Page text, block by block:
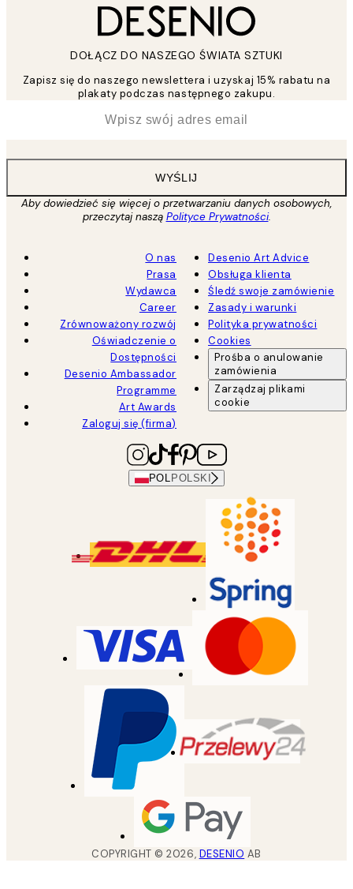
DOŁĄCZ DO NASZEGO ŚWIATA SZTUKI
Zapisz się do naszego newslettera i uzyskaj 15% rabatu na
plakaty podczas następnego zakupu.
WYŚLIJ
Aby dowiedzieć się więcej o przetwarzaniu danych osobowych,
przeczytaj naszą Polityce Prywatności.
O nas
Prasa
Wydawca
Career
Zrównoważony rozwój
Oświadczenie o
Dostępności
Desenio Ambassador
Programme
Art Awards
Zaloguj się (firma)
Desenio Art Advice
Obsługa klienta
Śledź swoje zamówienie
Zasady i warunki
Polityka prywatności
Cookies
Prośba o anulowanie
zamówienia
Zarządzaj plikami
cookie
POL POLSKI
COPYRIGHT ©2026, DESENIO AB